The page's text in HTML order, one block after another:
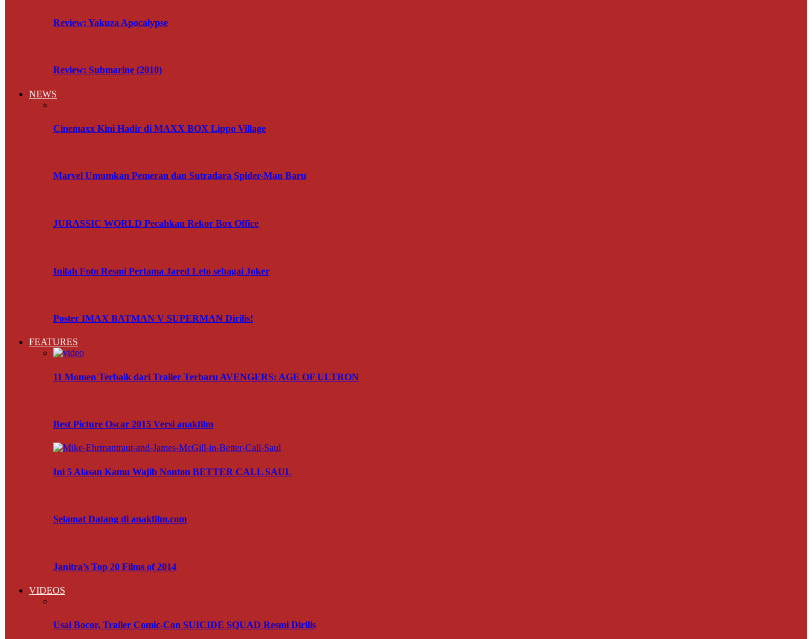
Review: Yakuza Apocalypse
Review: Submarine (2010)
NEWS
Cinemaxx Kini Hadir di MAXX BOX Lippo Village
Marvel Umumkan Pemeran dan Sutradara Spider-Man Baru
JURASSIC WORLD Pecahkan Rekor Box Office
Inilah Foto Resmi Pertama Jared Leto sebagai Joker
Poster IMAX BATMAN V SUPERMAN Dirilis!
FEATURES
11 Momen Terbaik dari Trailer Terbaru AVENGERS: AGE OF ULTRON
Best Picture Oscar 2015 Versi anakfilm
Ini 5 Alasan Kamu Wajib Nonton BETTER CALL SAUL
Selamat Datang di anakfilm.com
Janitra’s Top 20 Films of 2014
VIDEOS
Usai Bocor, Trailer Comic-Con SUICIDE SQUAD Resmi Dirilis